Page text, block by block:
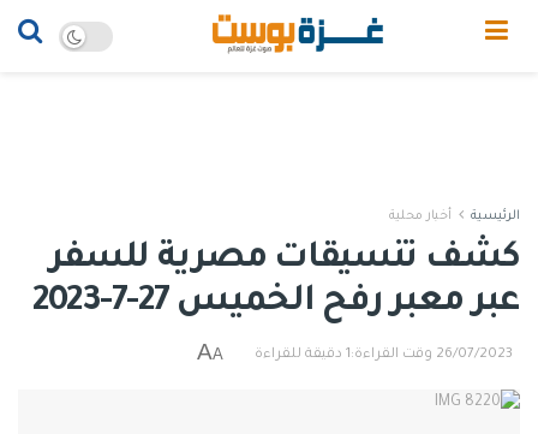
الرئيسية أخبار محلية
كشف تنسيقات مصرية للسفر
عبر معبر رفح الخميس 27-7-2023
26/07/2023 وقت القراءة:1 دقيقة للقراءة A
A